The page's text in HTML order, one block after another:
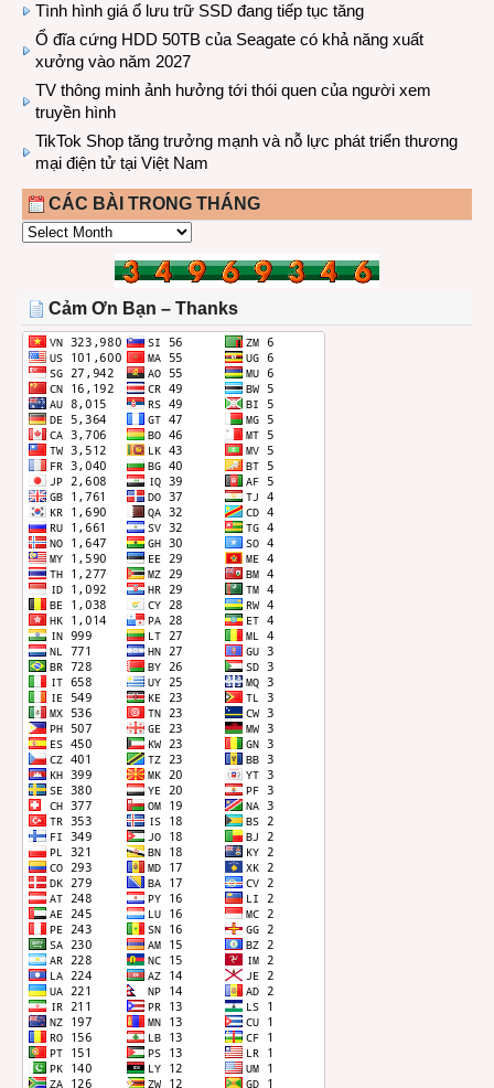
Tình hình giá ổ lưu trữ SSD đang tiếp tục tăng
Ổ đĩa cứng HDD 50TB của Seagate có khả năng xuất
xưởng vào năm 2027
TV thông minh ảnh hưởng tới thói quen của người xem
truyền hình
TikTok Shop tăng trưởng mạnh và nỗ lực phát triển thương
mại điện tử tại Việt Nam
CÁC BÀI TRONG THÁNG
CÁC
THÁNG
Cảm Ơn Bạn – Thanks